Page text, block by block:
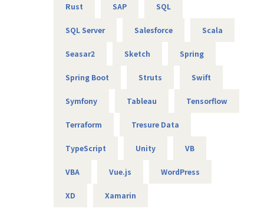
Rust SAP SQL
SQL Server Salesforce Scala
Seasar2 Sketch Spring
Spring Boot Struts Swift
Symfony Tableau Tensorflow
Terraform Tresure Data
TypeScript Unity VB
VBA Vue.js WordPress
XD Xamarin